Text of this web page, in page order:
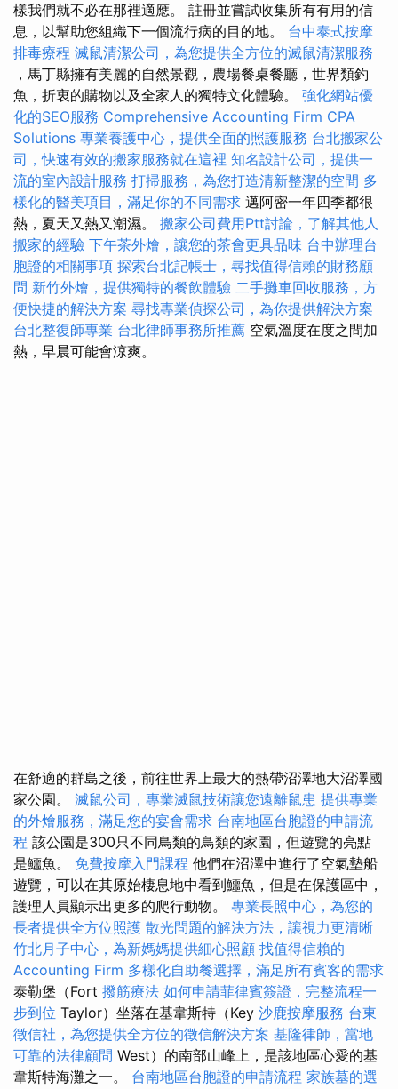
樣我們就不必在那裡適應。 註冊並嘗試收集所有有用的信
息，以幫助您組織下一個流行病的目的地。 台中泰式按摩
排毒療程 滅鼠清潔公司，為您提供全方位的滅鼠清潔服務
，馬丁縣擁有美麗的自然景觀，農場餐桌餐廳，世界類釣
魚，折衷的購物以及全家人的獨特文化體驗。 強化網站優
化的SEO服務 Comprehensive Accounting Firm CPA
Solutions 專業養護中心，提供全面的照護服務 台北搬家公
司，快速有效的搬家服務就在這裡 知名設計公司，提供一
流的室內設計服務 打掃服務，為您打造清新整潔的空間 多
樣化的醫美項目，滿足你的不同需求 邁阿密一年四季都很
熱，夏天又熱又潮濕。 搬家公司費用Ptt討論，了解其他人
搬家的經驗 下午茶外燴，讓您的茶會更具品味 台中辦理台
胞證的相關事項 探索台北記帳士，尋找值得信賴的財務顧
問 新竹外燴，提供獨特的餐飲體驗 二手攤車回收服務，方
便快捷的解決方案 尋找專業偵探公司，為你提供解決方案
台北整復師專業 台北律師事務所推薦 空氣溫度在度之間加
熱，早晨可能會涼爽。
在舒適的群島之後，前往世界上最大的熱帶沼澤地大沼澤國
家公園。 滅鼠公司，專業滅鼠技術讓您遠離鼠患 提供專業
的外燴服務，滿足您的宴會需求 台南地區台胞證的申請流
程 該公園是300只不同鳥類的鳥類的家園，但遊覽的亮點
是鱷魚。 免費按摩入門課程 他們在沼澤中進行了空氣墊船
遊覽，可以在其原始棲息地中看到鱷魚，但是在保護區中，
護理人員顯示出更多的爬行動物。 專業長照中心，為您的
長者提供全方位照護 散光問題的解決方法，讓視力更清晰
竹北月子中心，為新媽媽提供細心照顧 找值得信賴的
Accounting Firm 多樣化自助餐選擇，滿足所有賓客的需求
泰勒堡（Fort 撥筋療法 如何申請菲律賓簽證，完整流程一
步到位 Taylor）坐落在基韋斯特（Key 沙鹿按摩服務 台東
徵信社，為您提供全方位的徵信解決方案 基隆律師，當地
可靠的法律顧問 West）的南部山峰上，是該地區心愛的基
韋斯特海灘之一。 台南地區台胞證的申請流程 家族墓的選